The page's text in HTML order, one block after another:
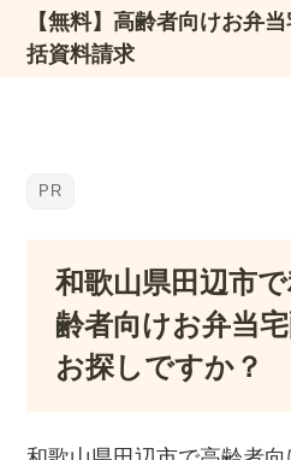
【無料】高齢者向けお弁
括資料請求
和歌山県田辺市
齢者向けお弁当
お探しですか？